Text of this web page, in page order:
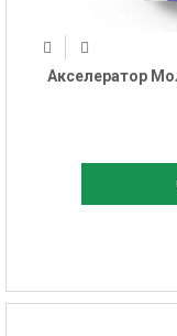
Акселератор